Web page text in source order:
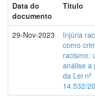
Data do
documento
Título
29-Nov-2023
Injúria
como
racismo:
análise a
da Lei nº
14.532/